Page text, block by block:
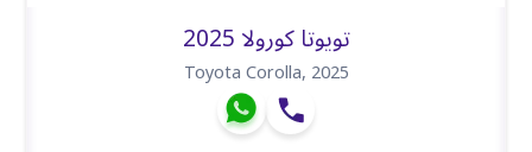
تويوتا كورولا 2025
Toyota Corolla,2025